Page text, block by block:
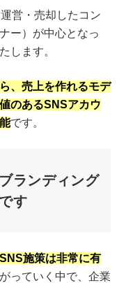
営・売却したコン
ー）が中心となっ
します。
、売上を作れるモデ
のあるSNSアカウ
です。
ランディング
す
施策は非常に有
っていく中で、企業